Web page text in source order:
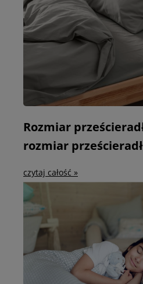
Rozmiar
rozmiar
czytaj całość »